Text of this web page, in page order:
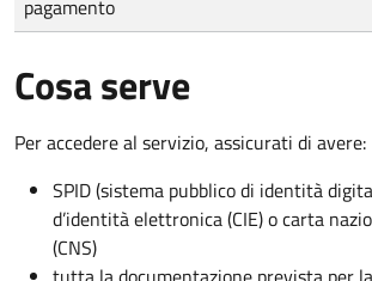
pagamento
Cosa serve
Per accedere al servizio, assicurati di avere:
SPID (sistema pubblico di identità
d’identità elettronica (CIE) o carta
(CNS)